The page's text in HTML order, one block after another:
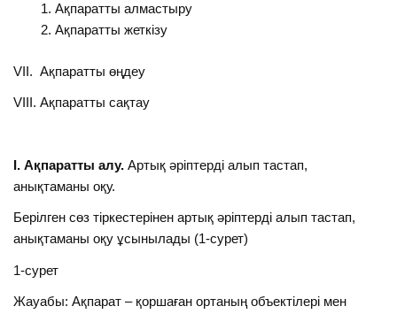
Ақпаратты алмастыру
Ақпаратты жеткізу
VII. Ақпаратты өңдеу
VIII. Ақпаратты сақтау
І. Ақпаратты алу.Артық әріптерді алып тастап,
анықтаманы оқу.
Берілген сөз тіркестерінен артық әріптерді алып тастап,
анықтаманы оқу ұсынылады (1-сурет)
1-сурет
Жауабы: Ақпарат – қоршаған ортаның объектілері мен